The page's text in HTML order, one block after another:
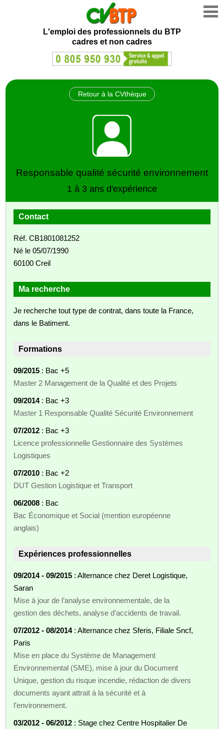
L'emploi des professionnels du BTP
cadres et non cadres
Retour à la CVthèque
Responsable qualité sécurité environnement
1 à 3 ans d'expérience
Contact
Réf. CB1801081252
Né le 05/07/1990
60100 Creil
Ma recherche
Je recherche tout type de contrat, dans toute la France,
dans le Batiment.
Formations
09/2015 : Bac +5
Master 2 Management de la Qualité et des Projets
09/2014: Bac +3
Master 1 Responsable Qualité Sécurité Environnement
07/2012 : Bac +3
Licence professionnelle Gestionnaire des Systèmes
Logistiques
07/2010 : Bac +2
DUT Gestion Logistique et Transport
06/2008 : Bac
Bac Économique et Social (mention européenne
anglais)
Expériences professionnelles
09/2014 - 09/2015 : Alternance chez Deret Logistique,
Saran
Mise à jour de l’analyse environnementale, de la
gestion des déchets, analyse d’accidents de travail.
07/2012 - 08/2014: Alternance chez Sferis, Filiale Sncf,
Paris
Mise en place du Système de Management
Environnemental (SME), mise à jour du Document
Unique, gestion du risque incendie, rédaction de divers
documents ayant attrait à la sécurité et à
l’environnement.
03/2012 - 06/2012 : Stage chez Centre Hospitalier De